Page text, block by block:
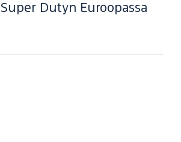
Super Dutyn Euroopassa